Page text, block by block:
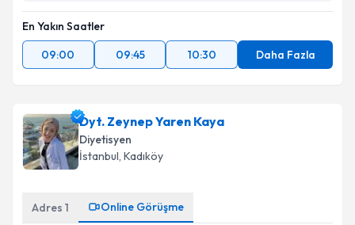
En Yakın Saatler
09:00
09:45 10:30 Daha Fazla
Dyt. Zeynep Yaren Kaya
Diyetisyen
İstanbul , Kadıköy
Adres 1 Online Görüşme